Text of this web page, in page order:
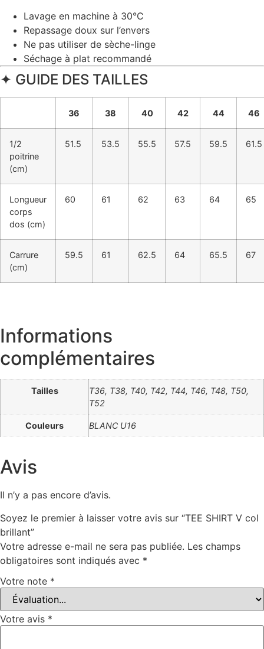
Lavage en machine à 30°C
Repassage doux sur l’envers
Ne pas utiliser de sèche-linge
Séchage à plat recommandé
✦ GUIDE DES TAILLES
36 38 40 42 44 46
1/2
poitrine
(cm)
51.5 53.5 55.5 57.5 59.5 61.5
Longueur
corps
dos (cm)
60 61 62 63 64 65
Carrure
(cm)
59.5 61 62.5 64 65.5 67
Informations
complémentaires
Tailles
T36, T38, T40, T42, T44, T46, T48, T50,
T52
Couleurs BLANC U16
Avis
Il n’y a pas encore d’avis.
Soyez le premier à laisser votre avis sur “TEE SHIRT V col
brillant”
Votre adresse e-mail ne sera pas publiée. Les champs
obligatoires sont indiqués avec *
Votre note *
Votre avis *